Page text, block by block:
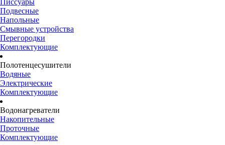
Писсуары
Подвесные
Напольные
Смывные устройства
Перегородки
Комплектующие
Полотенцесушители
Водяные
Электрические
Комплектующие
Водонагреватели
Накопительные
Проточные
Комплектующие